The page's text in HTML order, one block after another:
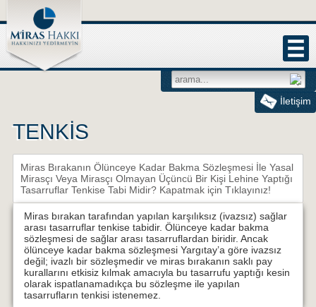
İletişim
TENKİS
Miras Bırakanın Ölünceye Kadar Bakma Sözleşmesi İle Yasal
Mirasçı Veya Mirasçı Olmayan Üçüncü Bir Kişi Lehine Yaptığı
Tasarruflar Tenkise Tabi Midir? Kapatmak için Tıklayınız!
Miras bırakan tarafından yapılan karşılıksız (ivazsız) sağlar
arası tasarruflar tenkise tabidir. Ölünceye kadar bakma
sözleşmesi de sağlar arası tasarruflardan biridir. Ancak
ölünceye kadar bakma sözleşmesi Yargıtay’a göre ivazsız
değil; ivazlı bir sözleşmedir ve miras bırakanın saklı pay
kurallarını etkisiz kılmak amacıyla bu tasarrufu yaptığı kesin
olarak ispatlanamadıkça bu sözleşme ile yapılan
tasarrufların tenkisi istenemez.